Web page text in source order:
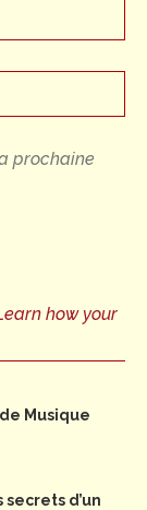
prochaine
how your
de Musique
secrets d’un